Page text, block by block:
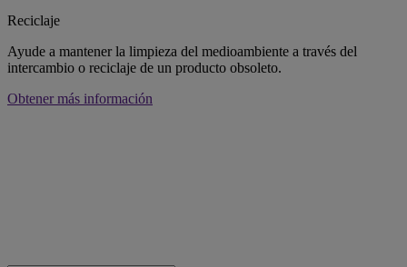
Reciclaje
Ayude a mantener la limpieza del medioambiente a través del
intercambio o reciclaje de un producto obsoleto.
Obtener más información